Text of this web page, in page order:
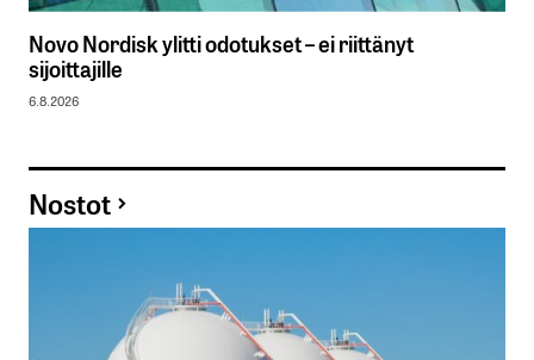
Novo Nordisk ylitti odotukset – ei riittänyt
sijoittajille
6.8.2026
Nostot